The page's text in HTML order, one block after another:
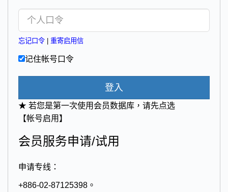
忘记口令 重寄启用信
记住帐号口令
登入
★ 若您是第一次使用会员数据库，请先点选
【帐号启用】
会员服务申请/试用
申请专线：
+886-02-87125398。